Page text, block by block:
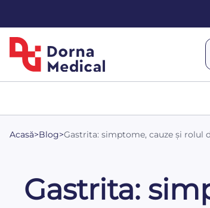
Acasă>Blog>Gastrita: simptome, cauze și rolul
Gastrita: